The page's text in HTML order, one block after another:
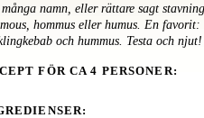
namn, eller rättare sagt
hommus eller humus. En favorit:
och hummus. Testa och njut!
FÖR CA 4 PERSONER: